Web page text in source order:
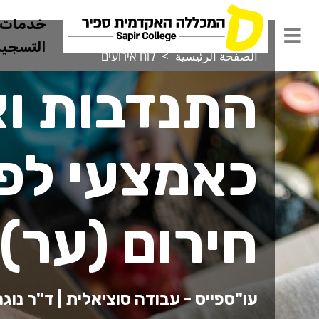
خدمات
الصفحة الرئيسية לוח אירועים
התנדבות
כאמצעי
חירום
עו"ספייס - עבודה סוציאלית | ד"ר